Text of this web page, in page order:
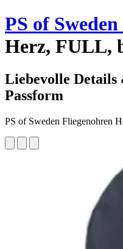
PS of Sweden
Herz, FULL,
Liebevolle Details
Passform
PS of Sweden Fliegenohren